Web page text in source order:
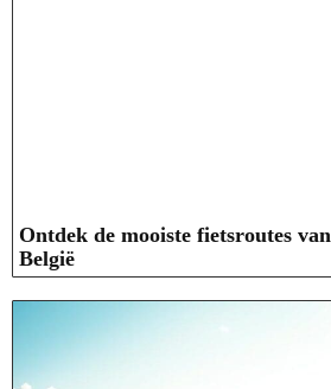
Ontdek de mooiste fietsroutes
België